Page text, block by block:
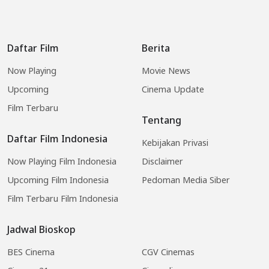
Daftar Film
Now Playing
Upcoming
Film Terbaru
Daftar Film Indonesia
Now Playing Film Indonesia
Upcoming Film Indonesia
Film Terbaru Film Indonesia
Jadwal Bioskop
BES Cinema
CGV Cinemas
Berita
Movie News
Cinema Update
Tentang
Kebijakan Privasi
Disclaimer
Pedoman Media Siber